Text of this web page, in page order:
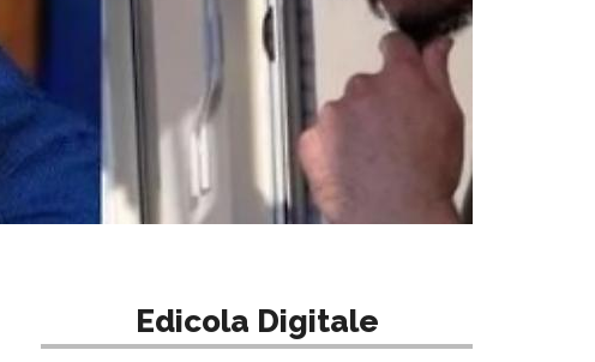
Edicola Digitale